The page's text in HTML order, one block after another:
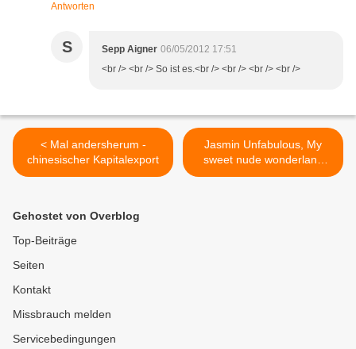
Antworten
S Sepp Aigner 06/05/2012 17:51
<br /> <br /> So ist es.<br /> <br /> <br /> <br />
< Mal andersherum -
chinesischer Kapitalexport
Jasmin Unfabulous, My
sweet nude wonderland
und kritische-massen >
Gehostet von Overblog
Top-Beiträge
Seiten
Kontakt
Missbrauch melden
Servicebedingungen